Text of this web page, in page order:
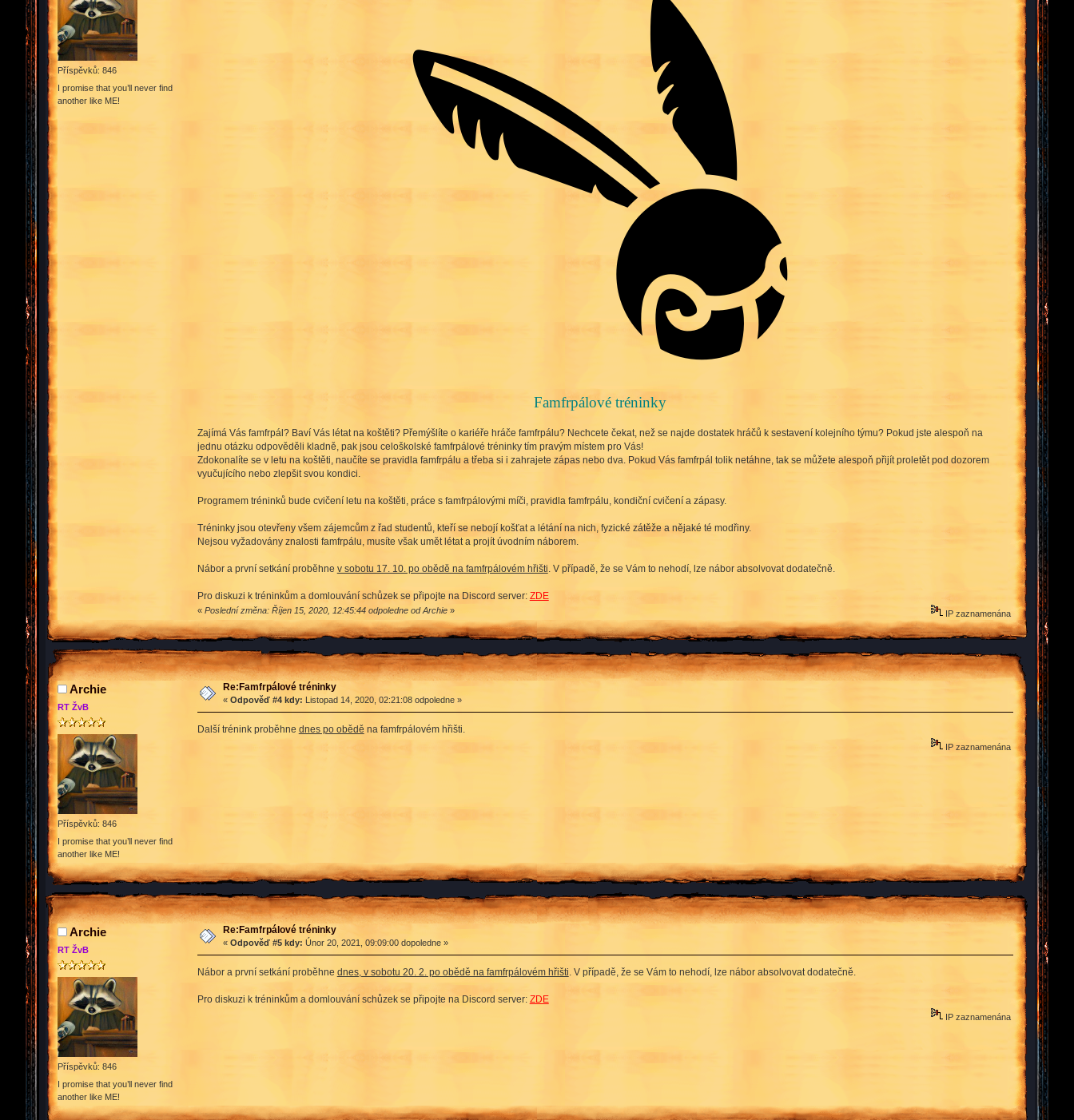
Příspěvků: 846
I promise that you’ll never find
another like ME!
Famfrpálové tréninky
Zajímá Vás famfrpál? Baví Vás létat na koštěti? Přemýšlíte o kariéře hráče famfrpálu? Nechcete čekat, než se najde dostatek hráčů k sestavení kolejního týmu? Pokud jste alespoň na
jednu otázku odpověděli kladně, pak jsou celoškolské famfrpálové tréninky tím pravým místem pro Vás!
Zdokonalíte se v letu na koštěti, naučíte se pravidla famfrpálu a třeba si i zahrajete zápas nebo dva. Pokud Vás famfrpál tolik netáhne, tak se můžete alespoň přijít proletět pod dozorem
vyučujícího nebo zlepšit svou kondici.
Programem tréninků bude cvičení letu na koštěti, práce s famfrpálovými míči, pravidla famfrpálu, kondiční cvičení a zápasy.
Tréninky jsou otevřeny všem zájemcům z řad studentů, kteří se nebojí košťat a létání na nich, fyzické zátěže a nějaké té modřiny.
Nejsou vyžadovány znalosti famfrpálu, musíte však umět létat a projít úvodním náborem.
Nábor a první setkání proběhne v sobotu 17. 10. po obědě na famfrpálovém hřišti . V případě, že se Vám to nehodí, lze nábor absolvovat dodatečně.
Pro diskuzi k tréninkům a domlouvání schůzek se připojte na Discord server: ZDE
« Poslední změna: Říjen 15, 2020, 12:45:44 odpoledne od Archie» IP zaznamenána
Archie
RT ŽvB
Příspěvků: 846
I promise that you’ll never find
another like ME!
Re:Famfrpálové tréninky
« Odpověď #4 kdy: Listopad 14, 2020, 02:21:08 odpoledne »
Další trénink proběhne dnes po obědě na famfrpálovém hřišti.
IP zaznamenána
Archie
RT ŽvB
Příspěvků: 846
I promise that you’ll never find
another like ME!
Re:Famfrpálové tréninky
« Odpověď #5 kdy: Únor 20, 2021, 09:09:00 dopoledne »
Nábor a první setkání proběhne dnes, v sobotu 20. 2. po obědě na famfrpálovém hřišti. V případě, že se Vám to nehodí, lze nábor absolvovat dodatečně.
Pro diskuzi k tréninkům a domlouvání schůzek se připojte na Discord server: ZDE
IP zaznamenána